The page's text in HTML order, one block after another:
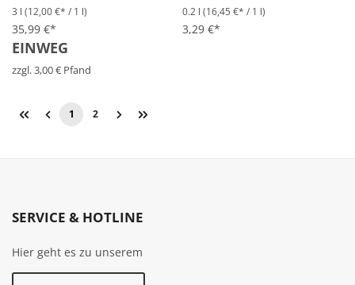
3 l (12,00 €* / 1 l)
35,99 €*
EINWEG
zzgl. 3,00 € Pfand
0.2 l (16,45 €* / 1 l)
3,29 €*
1 2
SERVICE & HOTLINE
Hier geht es zu unserem